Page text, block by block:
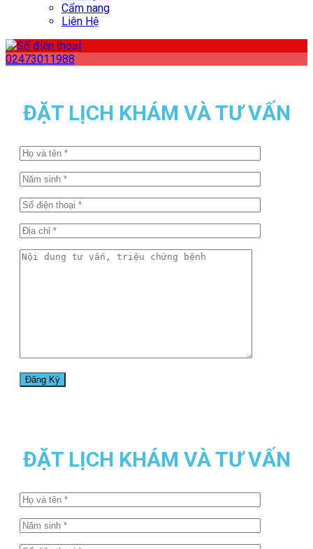
Cẩm nang
Liên Hệ
02473011988
ĐẶT LỊCH KHÁM VÀ TƯ VẤN
ĐẶT LỊCH KHÁM VÀ TƯ VẤN